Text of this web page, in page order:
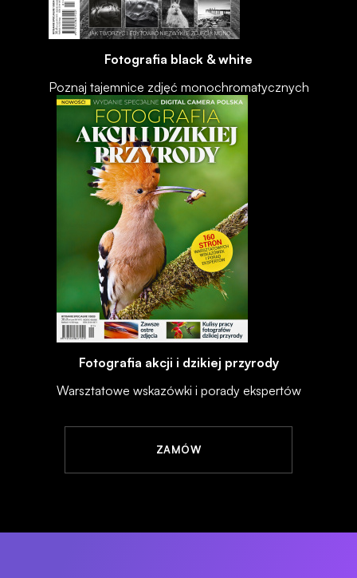
Fotografia black & white
Poznaj tajemnice zdjęć monochromatycznych
Fotografia akcji i dzikiej przyrody
Warsztatowe wskazówki i porady ekspertów
ZAMÓW